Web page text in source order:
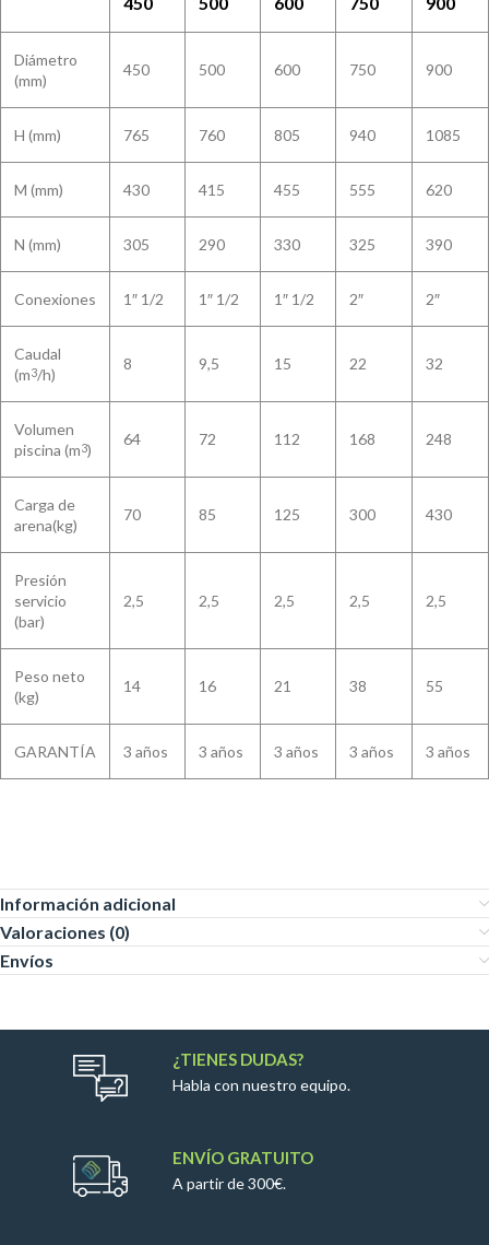
Diámetro
(mm)
450 500 600 750 900
H (mm) 765 760 805 940 1085
M (mm) 430 415 455 555 620
N (mm) 305 290 330 325 390
Conexiones 1″ 1/2 1″ 1/2 1″ 1/2 2″ 2″
Caudal
(m3/h)
8 9,5 15 22 32
Volumen
piscina (m3)
64 72 112 168 248
Carga de
arena(kg)
70 85 125 300 430
Presión
servicio
(bar)
2,5 2,5 2,5 2,5 2,5
Peso neto
(kg)
14 16 21 38 55
GARANTÍA 3 años 3 años 3 años 3 años 3 años
Información adicional
Valoraciones (0)
Envíos
¿TIENES DUDAS?
Habla con nuestro equipo.
ENVÍO GRATUITO
A partir de 300€.